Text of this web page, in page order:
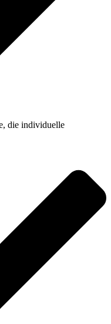
die individuelle